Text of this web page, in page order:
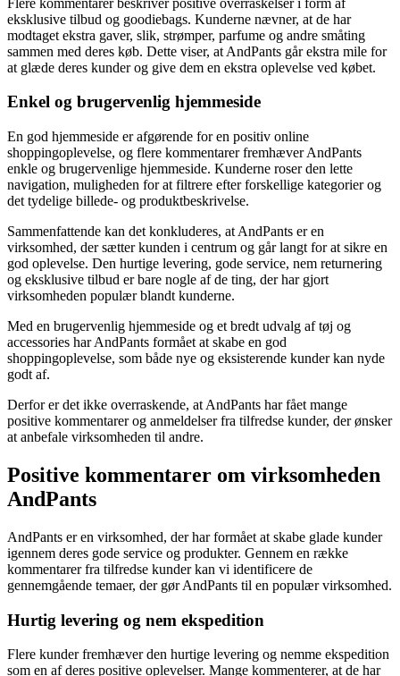
eksklusive tilbud og goodiebags. Kunderne nævner, at de har
modtaget ekstra gaver, slik, strømper, parfume og andre småting
sammen med deres køb. Dette viser, at AndPants går ekstra mile for
at glæde deres kunder og give dem en ekstra oplevelse ved købet.
Enkel og brugervenlig hjemmeside
En god hjemmeside er afgørende for en positiv online
shoppingoplevelse, og flere kommentarer fremhæver AndPants
enkle og brugervenlige hjemmeside. Kunderne roser den lette
navigation, muligheden for at filtrere efter forskellige kategorier og
det tydelige billede- og produktbeskrivelse.
Sammenfattende kan det konkluderes, at AndPants er en
virksomhed, der sætter kunden i centrum og går langt for at sikre en
god oplevelse. Den hurtige levering, gode service, nem returnering
og eksklusive tilbud er bare nogle af de ting, der har gjort
virksomheden populær blandt kunderne.
Med en brugervenlig hjemmeside og et bredt udvalg af tøj og
accessories har AndPants formået at skabe en god
shoppingoplevelse, som både nye og eksisterende kunder kan nyde
godt af.
Derfor er det ikke overraskende, at AndPants har fået mange
positive kommentarer og anmeldelser fra tilfredse kunder, der ønsker
at anbefale virksomheden til andre.
Positive kommentarer om virksomheden
AndPants
AndPants er en virksomhed, der har formået at skabe glade kunder
igennem deres gode service og produkter. Gennem en række
kommentarer fra tilfredse kunder kan vi identificere de
gennemgående temaer, der gør AndPants til en populær virksomhed.
Hurtig levering og nem ekspedition
Flere kunder fremhæver den hurtige levering og nemme ekspedition
som en af deres positive oplevelser. Mange kommenterer, at de har